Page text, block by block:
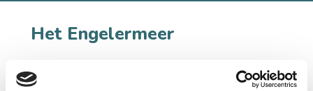
Het Engelermeer
Strandbad Het Engelermeer ligt op een prachtige
locatie tussen de weilanden van Vlijmen en de